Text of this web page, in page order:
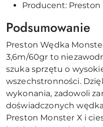
Producent: Preston
Podsumowanie
Preston Wędka
3,6m/60gr to
szuka sprzętu o
wszechstronności.
wykonania, zadowoli
doświadczonych
Preston Monster X i